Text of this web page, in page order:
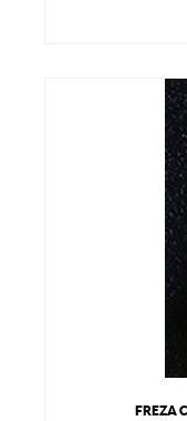
FREZA